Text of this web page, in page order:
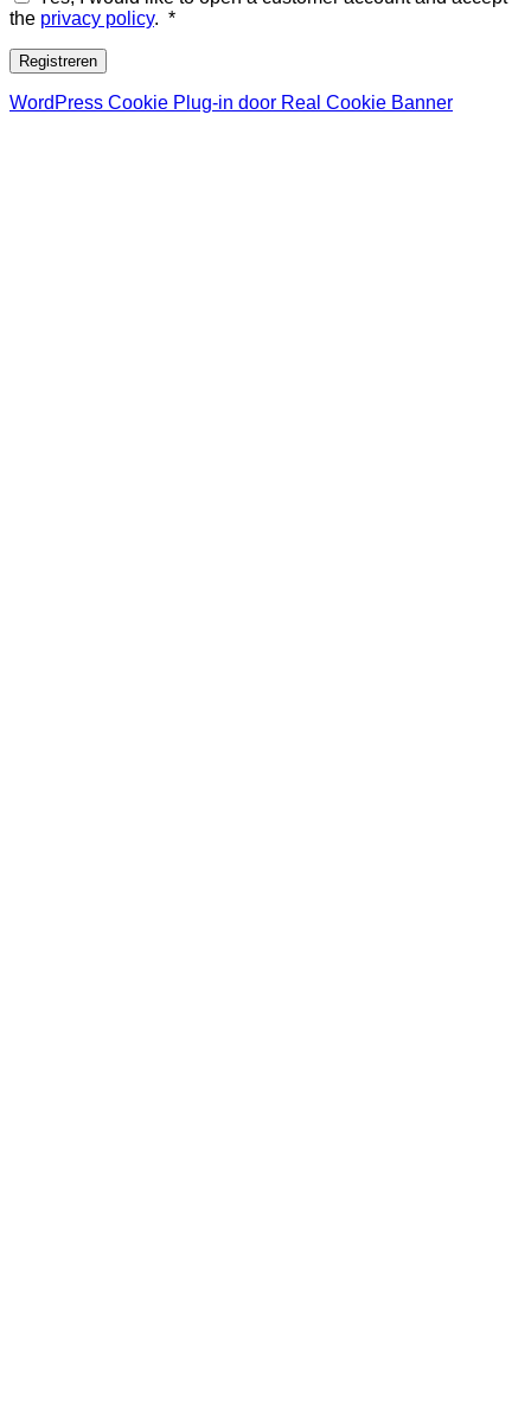
the privacy policy. *Vereist
Registreren
WordPress Cookie Plug-in door Real Cookie Banner